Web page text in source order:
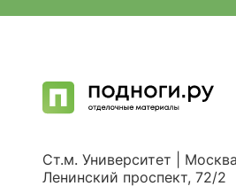
Ст.м. Университет |
Ленинский проспект, 72/2